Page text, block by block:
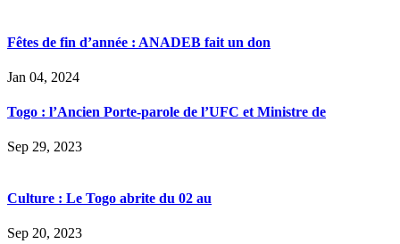
Fêtes de fin d’année : ANADEB fait un don
Jan 04, 2024
Togo : l’Ancien Porte-parole de l’UFC et Ministre de
Sep 29, 2023
Culture : Le Togo abrite du 02 au
Sep 20, 2023